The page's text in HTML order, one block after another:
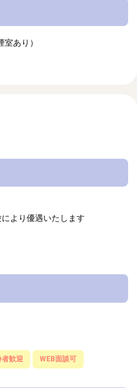
あり）
より優遇いたします
者歓迎 WEB面談可